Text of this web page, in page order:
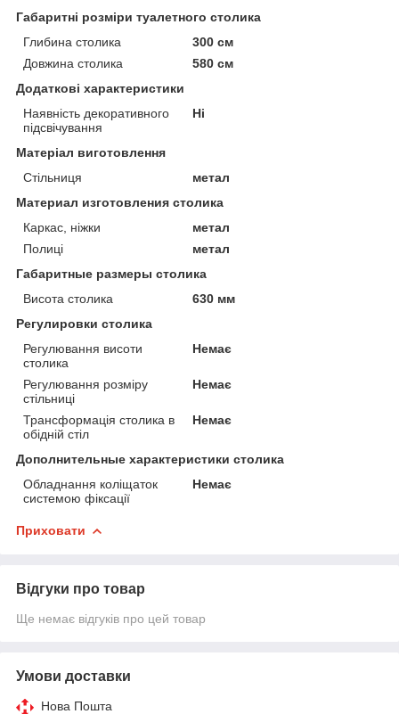
Габаритні розміри туалетного столика
Глибина столика
300 см
Довжина столика
580 см
Додаткові характеристики
Наявність декоративного
підсвічування
Ні
Матеріал виготовлення
Стільниця
метал
Материал изготовления столика
Каркас, ніжки
метал
Полиці
метал
Габаритные размеры столика
Висота столика
630 мм
Регулировки столика
Регулювання висоти
столика
Немає
Регулювання розміру
стільниці
Немає
Трансформація столика в
обідній стіл
Немає
Дополнительные характеристики столика
Обладнання коліщаток
системою фіксації
Немає
Приховати
Відгуки про товар
Ще немає відгуків про цей товар
Умови доставки
Нова Пошта